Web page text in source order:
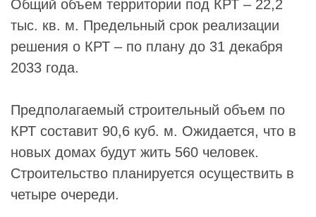
Общий объем территории под КРТ – 22,2
тыс. кв. м. Предельный срок реализации
решения о КРТ – по плану до 31 декабря
2033 года.
Предполагаемый строительный объем по
КРТ составит 90,6 куб. м. Ожидается, что в
новых домах будут жить 560 человек.
Строительство планируется осуществить в
четыре очереди.